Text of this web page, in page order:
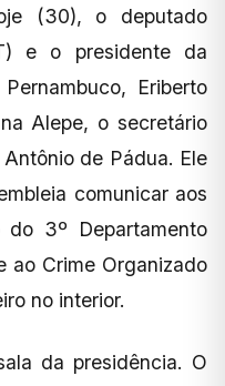
(30), o deputado
e o presidente da
Eriberto
Alepe, o secretário
de Pádua. Ele
comunicar aos
do 3º Departamento
ao Crime Organizado
no interior.
da presidência. O